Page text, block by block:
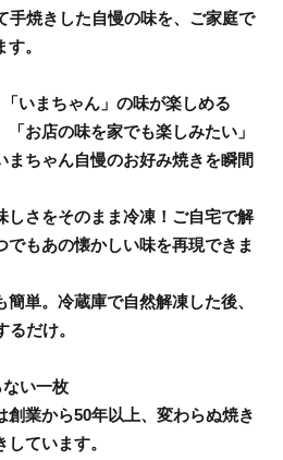
手焼きした自慢の味を、ご家庭で
。
いまちゃん」の味が楽しめる
「お店の味を家でも楽しみたい」
まちゃん自慢のお好み焼きを瞬間
しさをそのまま冷凍！ご自宅で解
もあの懐かしい味を再現できま
単。冷蔵庫で自然解凍した後、
だけ。
い一枚
創業から50年以上、変わらぬ焼き
ています。